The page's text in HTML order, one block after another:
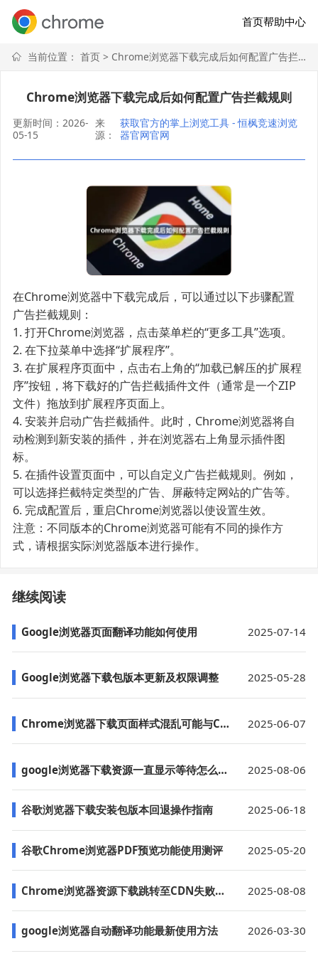
首页帮助中心
当前位置： 首页> Chrome浏览器下载完成后如何配置广告拦截规则
Chrome浏览器下载完成后如何配置广告拦截规则
更新时间：2026-
05-15
来
源：
获取官方的掌上浏览工具 - 恒枫竞速浏览
器官网官网
在Chrome浏览器中下载完成后，可以通过以下步骤配置
广告拦截规则：
1. 打开Chrome浏览器，点击菜单栏的“更多工具”选项。
2. 在下拉菜单中选择“扩展程序”。
3. 在扩展程序页面中，点击右上角的“加载已解压的扩展程
序”按钮，将下载好的广告拦截插件文件（通常是一个ZIP
文件）拖放到扩展程序页面上。
4. 安装并启动广告拦截插件。此时，Chrome浏览器将自
动检测到新安装的插件，并在浏览器右上角显示插件图
标。
5. 在插件设置页面中，可以自定义广告拦截规则。例如，
可以选择拦截特定类型的广告、屏蔽特定网站的广告等。
6. 完成配置后，重启Chrome浏览器以使设置生效。
注意：不同版本的Chrome浏览器可能有不同的操作方
式，请根据实际浏览器版本进行操作。
继续阅读
Google浏览器页面翻译功能如何使用 2025-07-14
Google浏览器下载包版本更新及权限调整 2025-05-28
Chrome浏览器下载页面样式混乱可能与CSS有关 2025-06-07
google浏览器下载资源一直显示等待怎么解决 2025-08-06
谷歌浏览器下载安装包版本回退操作指南 2025-06-18
谷歌Chrome浏览器PDF预览功能使用测评 2025-05-20
Chrome浏览器资源下载跳转至CDN失败的解决步骤 2025-08-08
google浏览器自动翻译功能最新使用方法 2026-03-30